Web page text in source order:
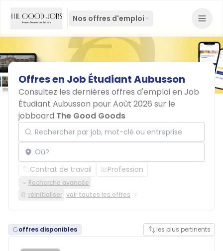
Nos offres d'emploi
Offresen Job ÉtudiantAubusson
Consultez les dernières offres d'emploi en Job
Étudiant Aubusson pour Août 2026 sur le
jobboard The Good Goods
Rechercher par job, mot-clé ou entreprise
Localisation
Contrat de travail Profession
Recherche avancée
réinitialiser voir toutes les offres
offres disponibles les plus pertinents